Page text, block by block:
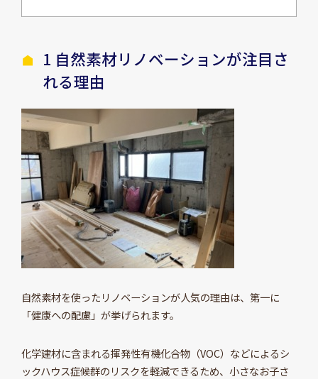
1 自然素材リノベーションが注目さ
れる理由
自然素材を使ったリノベーションが人気の理由は、第一に
「健康への配慮」が挙げられます。
化学建材に含まれる揮発性有機化合物（VOC）などによるシ
ックハウス症候群のリスクを軽減できるため、小さなお子さ